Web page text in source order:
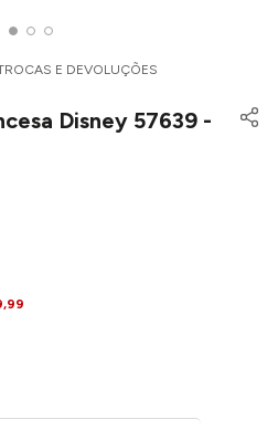
E DEVOLUÇÕES
Disney 57639 -
,99